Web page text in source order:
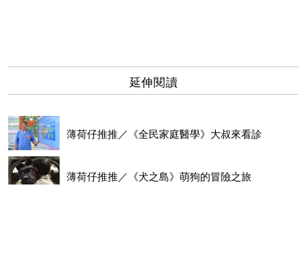
延伸閱讀
薄荷仔推推／《全民家庭醫學》大叔來看診
薄荷仔推推／《犬之島》萌狗的冒險之旅